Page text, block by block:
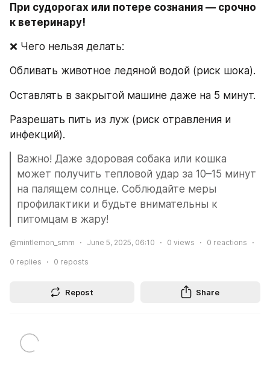
При судорогах или потере сознания — срочно
к ветеринару!
❌ Чего нельзя делать:
Обливать животное ледяной водой (риск шока).
Оставлять в закрытой машине даже на 5 минут.
Разрешать пить из луж (риск отравления и
инфекций).
Важно! Даже здоровая собака или кошка
может получить тепловой удар за 10–15 минут
на палящем солнце. Соблюдайте меры
профилактики и будьте внимательны к
питомцам в жару!
@mintlemon_smm June 5, 2025, 06:10 0 views 0 reactions
0 replies 0 reposts
Repost Share